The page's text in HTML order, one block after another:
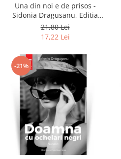
Una din noi e de prisos -
Sidonia Dragusanu, Editia
2021
21,80 Lei
17,22 Lei
-21%